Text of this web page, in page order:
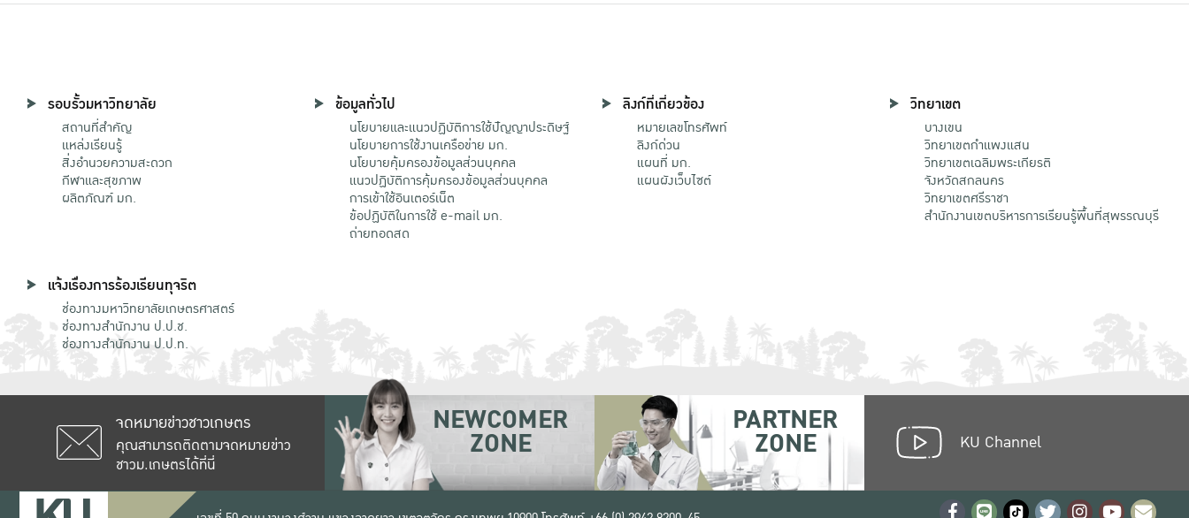
รอบรั้วมหาวิทยาลัย
สถานที่สำคัญ
แหล่งเรียนรู้
สิ่งอำนวยความสะดวก
กีฬาและสุขภาพ
ผลิตภัณฑ์ มก.
ข้อมูลทั่วไป
นโยบายและแนวปฏิบัติการใช้ปัญญาประดิษฐ์
นโยบายการใช้งานเครือข่าย มก.
นโยบายคุ้มครองข้อมูลส่วนบุคคล
แนวปฏิบัติการคุ้มครองข้อมูลส่วนบุคคล
การเข้าใช้อินเตอร์เน็ต
ข้อปฏิบัติในการใช้ e-mail มก.
ถ่ายทอดสด
ลิงก์ที่เกี่ยวข้อง
หมายเลขโทรศัพท์
ลิงก์ด่วน
แผนที่ มก.
แผนผังเว็บไซต์
วิทยาเขต
บางเขน
วิทยาเขตกําแพงแสน
วิทยาเขตเฉลิมพระเกียรติ
จังหวัดสกลนคร
วิทยาเขตศรีราชา
สำนักงานเขตบริหารการเรียนรู้พื้นที่สุพรรณบุรี
แจ้งเรื่องการร้องเรียนทุจริต
ช่องทางมหาวิทยาลัยเกษตรศาสตร์
ช่องทางสำนักงาน ป.ป.ช.
ช่องทางสำนักงาน ป.ป.ท.
จดหมายข่าวชาวเกษตร
คุณสามารถติดตามจดหมายข่าว
ชาวม.เกษตรได้ที่นี่
NEWCOMER
ZONE
PARTNER
ZONE KU Channel